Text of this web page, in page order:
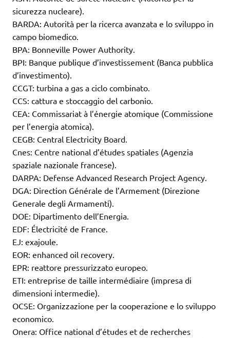
sicurezza nucleare).
BARDA: Autorità per la ricerca avanzata e lo sviluppo in
campo biomedico.
BPA: Bonneville Power Authority.
BPI: Banque publique d’investissement (Banca pubblica
d’investimento).
CCGT: turbina a gas a ciclo combinato.
CCS: cattura e stoccaggio del carbonio.
CEA: Commissariat à l’énergie atomique (Commissione
per l’energia atomica).
CEGB: Central Electricity Board.
Cnes: Centre national d’études spatiales (Agenzia
spaziale nazionale francese).
DARPA: Defense Advanced Research Project Agency.
DGA: Direction Générale de l’Armement (Direzione
Generale degli Armamenti).
DOE: Dipartimento dell’Energia.
EDF: Électricité de France.
EJ: exajoule.
EOR: enhanced oil recovery.
EPR: reattore pressurizzato europeo.
ETI: entreprise de taille intermédiaire (impresa di
dimensioni intermedie).
OCSE: Organizzazione per la cooperazione e lo sviluppo
economico.
Onera: Office national d’études et de recherches